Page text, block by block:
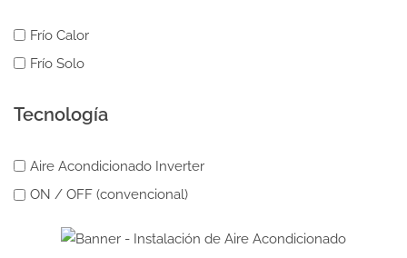
Frío Calor
Frío Solo
Tecnología
Aire Acondicionado Inverter
ON / OFF (convencional)